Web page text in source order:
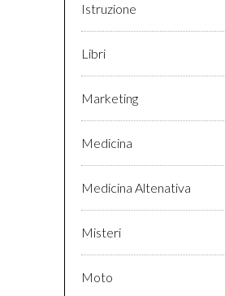
Istruzione
Libri
Marketing
Medicina
Medicina Altenativa
Misteri
Moto